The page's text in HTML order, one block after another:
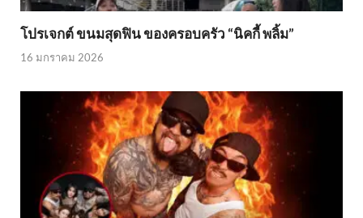
โปรเจกต์ ขนมสุดฟิน ของครอบครัว “นิคกี้ พลิ้ม”
16 มกราคม 2026